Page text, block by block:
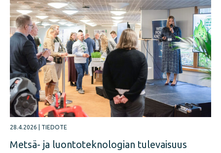
28.4.2026 TIEDOTE
Metsä- ja luontoteknologian tulevaisuus